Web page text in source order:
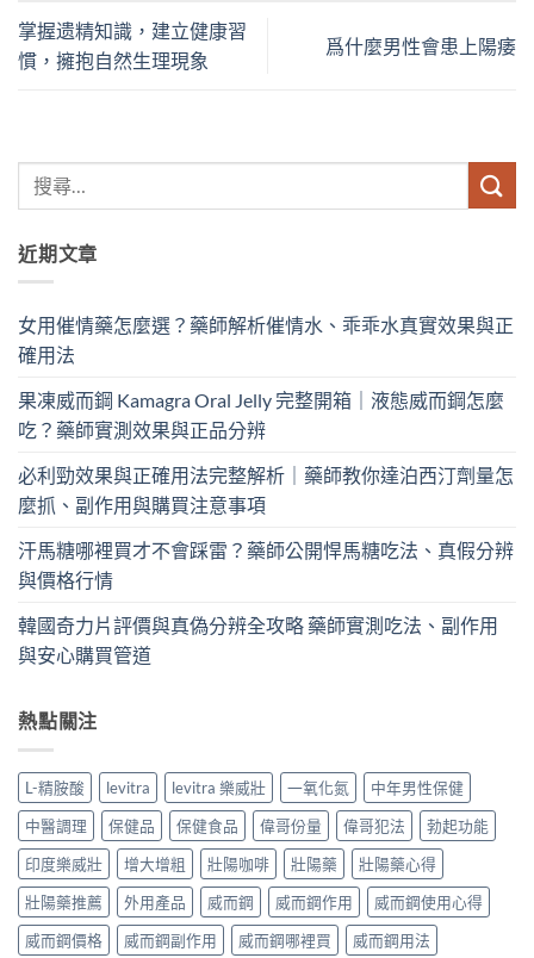
掌握遗精知識，建立健康習
慣，擁抱自然生理現象
爲什麼男性會患上陽痿
近期文章
女用催情藥怎麼選？藥師解析催情水、乖乖水真實效果與正
確用法
果凍威而鋼 Kamagra Oral Jelly 完整開箱｜液態威而鋼怎麼
吃？藥師實測效果與正品分辨
必利勁效果與正確用法完整解析｜藥師教你達泊西汀劑量怎
麼抓、副作用與購買注意事項
汗馬糖哪裡買才不會踩雷？藥師公開悍馬糖吃法、真假分辨
與價格行情
韓國奇力片評價與真偽分辨全攻略 藥師實測吃法、副作用
與安心購買管道
熱點關注
L-精胺酸 levitra levitra 樂威壯 一氧化氮
中年男性保健
中醫調理
保健品 保健食品 偉哥份量 偉哥犯法
勃起功能
印度樂威壯
增大增粗 壯陽咖啡 壯陽藥
壯陽藥心得
壯陽藥推薦
外用產品 威而鋼 威而鋼作用
威而鋼使用心得
威而鋼價格
威而鋼副作用 威而鋼哪裡買 威而鋼用法